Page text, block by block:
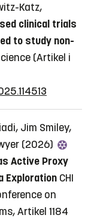
Katz,
clinical trials
to study non-
(Artikel i
Jim Smiley,
(2026)
Active Proxy
Exploration CHI
on
Artikel 1184